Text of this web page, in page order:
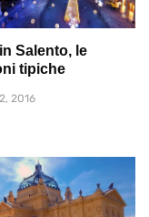
Salento, le
tipiche
2016